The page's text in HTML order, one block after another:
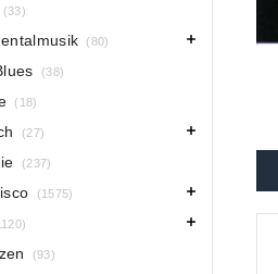
(33)
(80)
(38)
(18)
(27)
(237)
(1575)
(93)